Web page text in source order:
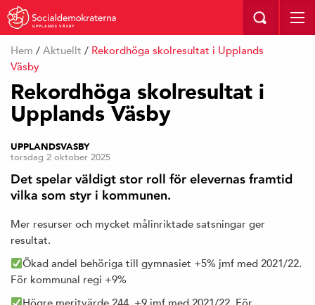
UPPLANDS VÄSBY
Hem / Aktuellt / Rekordhöga skolresultat i Upplands
Väsby
Rekordhöga skolresultat i
Upplands Väsby
UPPLANDSVASBY
torsdag 2 oktober 2025
Det spelar väldigt stor roll för elevernas framtid
vilka som styr i kommunen.
Mer resurser och mycket målinriktade satsningar ger
resultat.
Ökad andel behöriga till gymnasiet +5% jmf med 2021/22.
För kommunal regi +9%